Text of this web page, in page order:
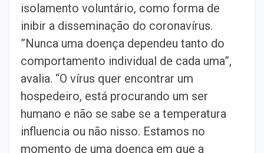
isolamento voluntário, como forma de
inibir a disseminação do coronavírus.
”Nunca uma doença dependeu tanto do
comportamento individual de cada uma”,
avalia. “O vírus quer encontrar um
hospedeiro, está procurando um ser
humano e não se sabe se a temperatura
influencia ou não nisso. Estamos no
momento de uma doença em que a